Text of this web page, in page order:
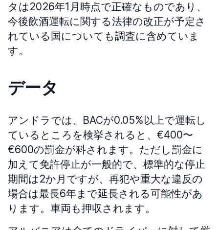
タは2026年1月時点で正確なものであり、
今後飲酒運転に関する法律の改正が予定さ
れている国についても調査に含めていま
す。
データ
アンドラでは、BACが0.05%以上で運転し
ているところを検挙されると、€400〜
€600の罰金が科されます。ただし罰金に
加えて免許停止が一般的で、標準的な停止
期間は2か月ですが、再犯や重大な違反の
場合は最長6年まで延長される可能性があ
ります。車両も押収されます。